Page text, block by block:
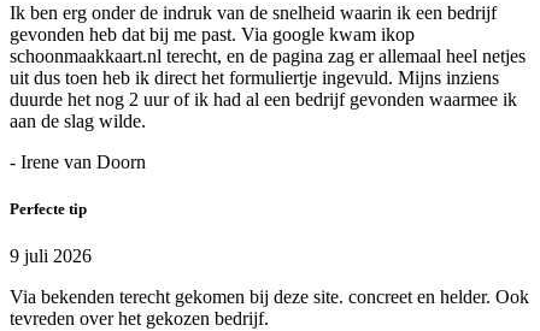
Ik ben erg onder de indruk van de snelheid waarin ik een bedrijf
gevonden heb dat bij me past. Via google kwam ikop
schoonmaakkaart.nl terecht, en de pagina zag er allemaal heel netjes
uit dus toen heb ik direct het formuliertje ingevuld. Mijns inziens
duurde het nog 2 uur of ik had al een bedrijf gevonden waarmee ik
aan de slag wilde.
- Irene van Doorn
Perfecte tip
9 juli 2026
Via bekenden terecht gekomen bij deze site. concreet en helder. Ook
tevreden over het gekozen bedrijf.